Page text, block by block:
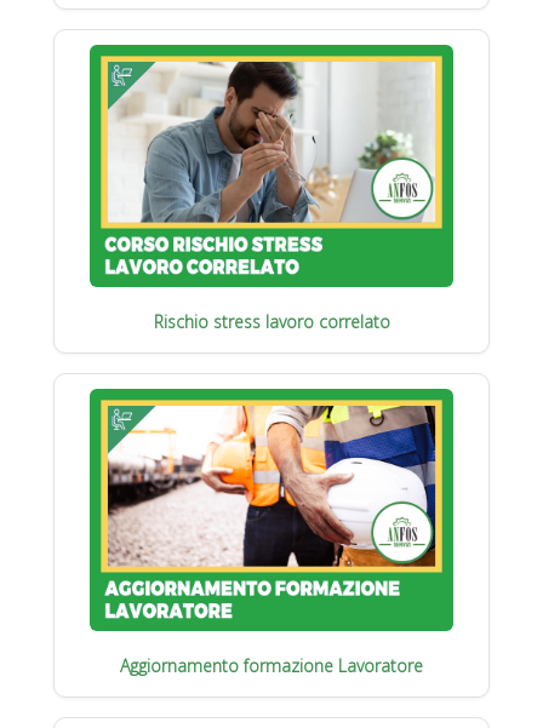
Rischio stress lavoro correlato
Aggiornamento formazione Lavoratore